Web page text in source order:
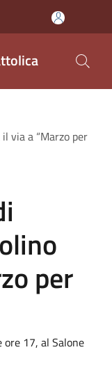
via a “Marzo per
per
17, al Salone